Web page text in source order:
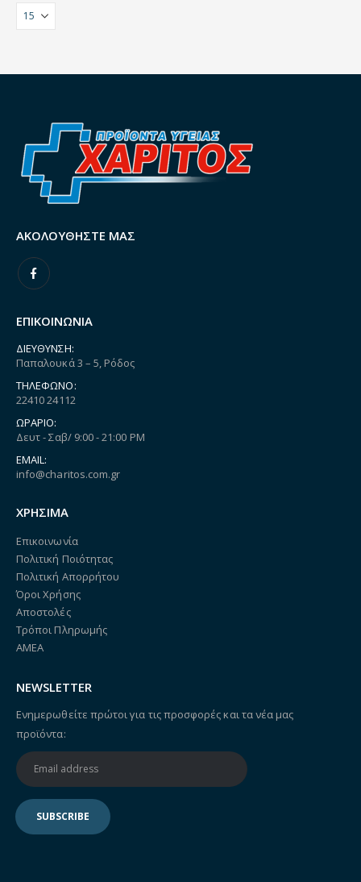
ΑΚΟΛΟΥΘΉΣΤΕ ΜΑΣ
ΕΠΙΚΟΙΝΩΝΙΑ
ΔΙΕΎΘΥΝΣΗ:
Παπαλουκά 3 – 5, Ρόδος
ΤΗΛΈΦΩΝΟ:
22410 24112
ΩΡΆΡΙΟ:
Δευτ - Σαβ/ 9:00 - 21:00 PM
EMAIL:
info@charitos.com.gr
ΧΡΗΣΙΜΑ
Επικοινωνία
Πολιτική Ποιότητας
Πολιτική Απορρήτου
Όροι Χρήσης
Αποστολές
Τρόποι Πληρωμής
ΑΜΕΑ
NEWSLETTER
Ενημερωθείτε πρώτοι για τις προσφορές και τα νέα μας
προϊόντα: